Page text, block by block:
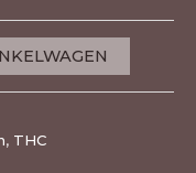
, THC